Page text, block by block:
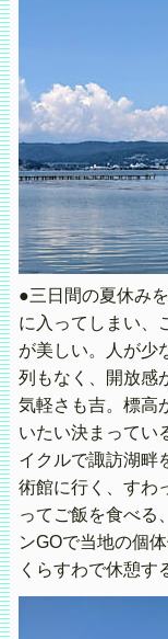
●三日間の夏休み
に入ってしまい、
が美しい。人が少
列もなく、開放感
気軽さも吉。標高
いたい決まってい
イクルで諏訪湖畔
術館に行く、すわ
ってご飯を食べる
ンGOで当地の個
くらすわで休憩す